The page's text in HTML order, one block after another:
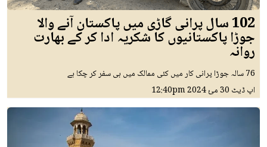
102 سال پرانی گاڑی میں پاکستان آنے والا
جوڑا پاکستانیوں کا شکریہ ادا کر کے بھارت
روانہ
76 سالہ جوڑا پرانی کار میں کئی ممالک میں ہی سفر کر چکا ہے
اپ ڈیٹ 30 مئ 2024 12:40pm